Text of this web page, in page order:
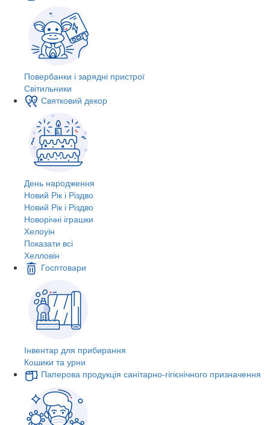
Повербанки і зарядні пристрої
Світильники
Святковий декор
День народження
Новий Рік і Різдво
Новий Рік і Різдво
Новорічні іграшки
Хелоуін
Показати всі
Хелловін
Госптовари
Інвентар для прибирання
Кошики та урни
Паперова продукція санітарно-гігієнічного призначення